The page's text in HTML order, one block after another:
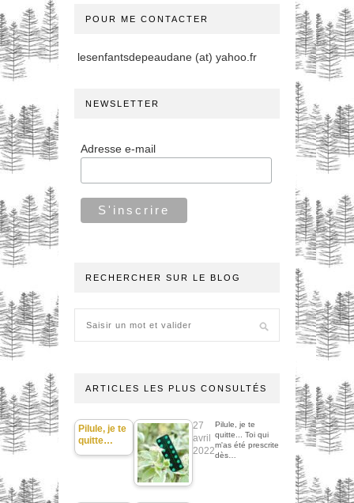
POUR ME CONTACTER
lesenfantsdepeaudane (at) yahoo.fr
NEWSLETTER
Adresse e-mail
RECHERCHER SUR LE BLOG
ARTICLES LES PLUS CONSULTÉS
Pilule, je te
quitte…
27
avril
2022
Pilule, je te
quitte... Toi qui
m'as été prescrite
dès…